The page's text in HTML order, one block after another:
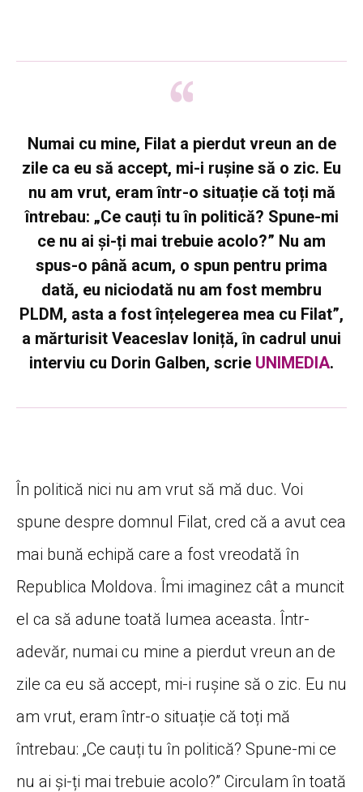
Numai cu mine, Filat a pierdut vreun an de
zile ca eu să accept, mi-i rușine să o zic. Eu
nu am vrut, eram într-o situație că toți mă
întrebau: „Ce cauți tu în politică? Spune-mi
ce nu ai și-ți mai trebuie acolo?” Nu am
spus-o până acum, o spun pentru prima
dată, eu niciodată nu am fost membru
PLDM, asta a fost înțelegerea mea cu Filat”,
a mărturisit Veaceslav Ioniță, în cadrul unui
interviu cu Dorin Galben, scrie UNIMEDIA.
În politică nici nu am vrut să mă duc. Voi
spune despre domnul Filat, cred că a avut cea
mai bună echipă care a fost vreodată în
Republica Moldova. Îmi imaginez cât a muncit
el ca să adune toată lumea aceasta. Într-
adevăr, numai cu mine a pierdut vreun an de
zile ca eu să accept, mi-i rușine să o zic. Eu nu
am vrut, eram într-o situație că toți mă
întrebau: „Ce cauți tu în politică? Spune-mi ce
nu ai și-ți mai trebuie acolo?” Circulam în toată